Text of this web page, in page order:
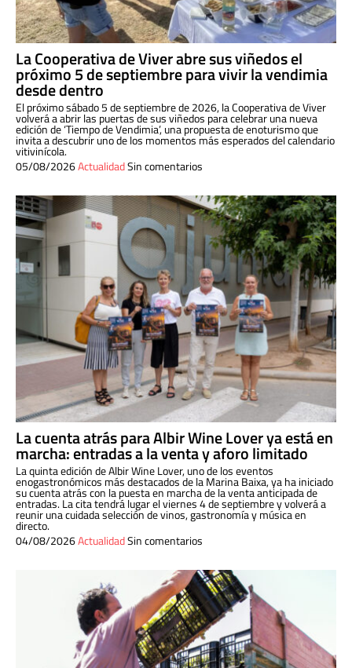
La Cooperativa de Viver abre sus viñedos el
próximo 5 de septiembre para vivir la vendimia
desde dentro
El próximo sábado 5 de septiembre de 2026, la Cooperativa de Viver
volverá a abrir las puertas de sus viñedos para celebrar una nueva
edición de ‘Tiempo de Vendimia’, una propuesta de enoturismo que
invita a descubrir uno de los momentos más esperados del calendario
vitivinícola.
05/08/2026ActualidadSin comentarios
La cuenta atrás para Albir Wine Lover ya está en
marcha: entradas a la venta y aforo limitado
La quinta edición de Albir Wine Lover, uno de los eventos
enogastronómicos más destacados de la Marina Baixa, ya ha iniciado
su cuenta atrás con la puesta en marcha de la venta anticipada de
entradas. La cita tendrá lugar el viernes 4 de septiembre y volverá a
reunir una cuidada selección de vinos, gastronomía y música en
directo.
04/08/2026ActualidadSin comentarios